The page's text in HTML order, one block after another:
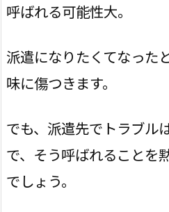
呼ばれる可能性大。
派遣になりたくてなった
味に傷つきます。
でも、派遣先でトラブル
で、そう呼ばれることを
でしょう。